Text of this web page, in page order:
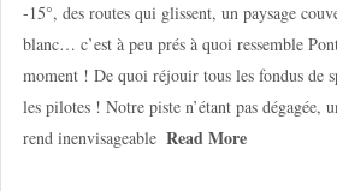
-15°, des routes qui glissent, un paysage
blanc… c’est à peu prés à quoi ressemble
moment ! De quoi réjouir tous les fondus de
les pilotes ! Notre piste n’étant pas dégagée,
rend inenvisageable Read More